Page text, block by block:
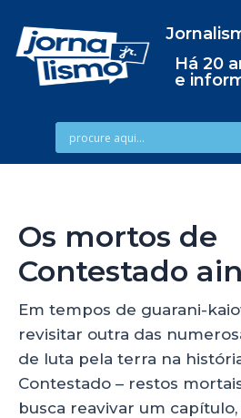
Há 20
e
Os mortos de
Contestado
Em tempos de guarani-
revisitar outra das
de luta pela terra na
Contestado – restos
busca reavivar um